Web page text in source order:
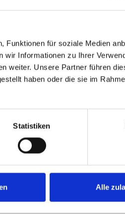
Funktionen für soziale Medien
wir Informationen zu Ihrer
weiter. Unsere Partner führen
haben oder die sie im
Statistiken
Alle
Baumwoll-Modalmix fühlt sich
Modalmix Sommerliche